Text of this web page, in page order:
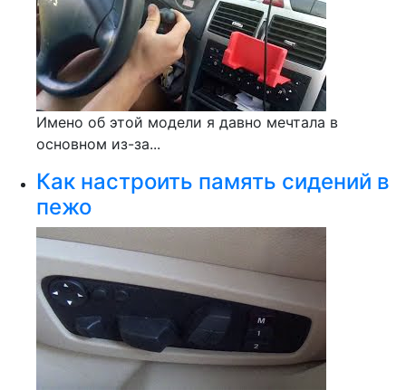
Имено об этой модели я давно мечтала в
основном из-за...
Как настроить память сидений в
пежо